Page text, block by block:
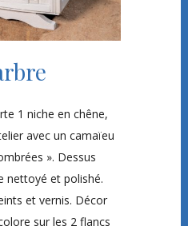
1 niche en chêne,
avec un camaïeu
». Dessus
nettoyé et polishé.
et vernis. Décor
sur les 2 flancs